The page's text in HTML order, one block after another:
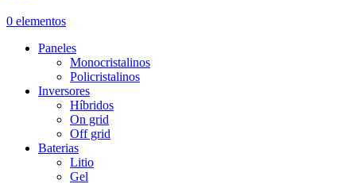
0 elementos
Paneles
Monocristalinos
Policristalinos
Inversores
Híbridos
On grid
Off grid
Baterias
Litio
Gel